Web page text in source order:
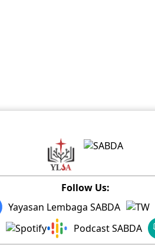
Follow Us:
Yayasan Lembaga SABDA
Podcast SABDA